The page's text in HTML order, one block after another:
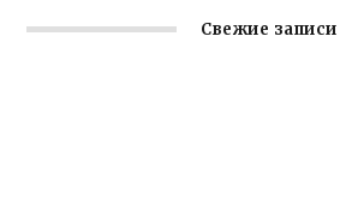
Свежие записи